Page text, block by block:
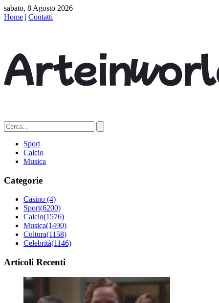
sabato, 8 Agosto 2026
Home | Contatti
Sport
Calcio
Musica
Categorie
Casino (4)
Sport(6200)
Calcio(1576)
Musica(1490)
Cultura(1158)
Celebrità(1146)
Articoli Recenti